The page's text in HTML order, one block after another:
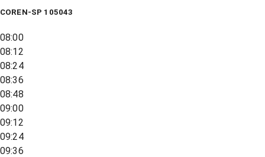
COREN-SP 105043
08:00
08:12
08:24
08:36
08:48
09:00
09:12
09:24
09:36